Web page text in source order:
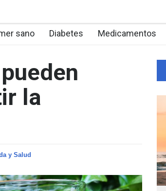
sano Diabetes Medicamentos
la
y Salud